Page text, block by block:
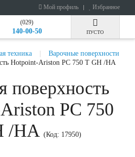
Мой профиль Избранное
(029)
140-00-50 ПУСТО
техника
Варочные поверхности
Hotpoint-Ariston PC 750 T GH /HA
поверхность
PC 750
/HA (Код: 17950)